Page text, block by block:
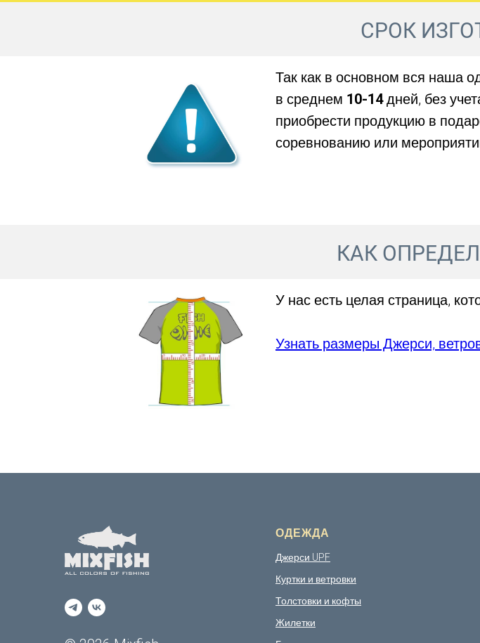
СРОК
Так как в основном вся наша
в среднем 10-14дней, без
приобрести продукцию в
соревнованию или
КАК
У нас есть целая страница,
Узнать размеры Джерси,
ОДЕЖДА
Джерси UPF
Куртки и ветровки
Толстовки и кофты
Жилетки